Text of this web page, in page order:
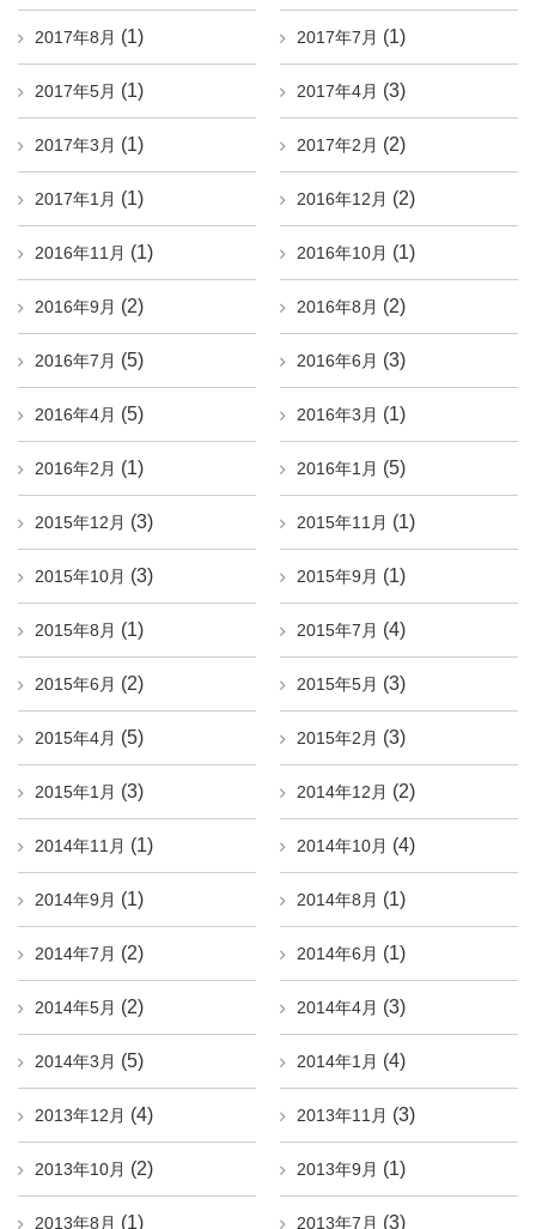
2017年8月 (1) 2017年7月 (1)
2017年5月 (1) 2017年4月 (3)
2017年3月 (1) 2017年2月 (2)
2017年1月 (1) 2016年12月 (2)
2016年11月 (1) 2016年10月 (1)
2016年9月 (2) 2016年8月 (2)
2016年7月 (5) 2016年6月 (3)
2016年4月 (5) 2016年3月 (1)
2016年2月 (1) 2016年1月 (5)
2015年12月 (3) 2015年11月 (1)
2015年10月 (3) 2015年9月 (1)
2015年8月 (1) 2015年7月 (4)
2015年6月 (2) 2015年5月 (3)
2015年4月 (5) 2015年2月 (3)
2015年1月 (3) 2014年12月 (2)
2014年11月 (1) 2014年10月 (4)
2014年9月 (1) 2014年8月 (1)
2014年7月 (2) 2014年6月 (1)
2014年5月 (2) 2014年4月 (3)
2014年3月 (5) 2014年1月 (4)
2013年12月 (4) 2013年11月 (3)
2013年10月 (2) 2013年9月 (1)
2013年8月 (1) 2013年7月 (3)